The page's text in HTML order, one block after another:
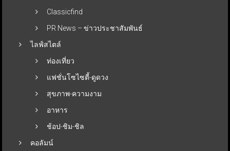
Classicfind
PR News – ข่าวประชาสัมพันธ์
ไลฟ์สไตล์
ท่องเที่ยว
แฟชั่นโซไซตี้-ดูดวง
สุขภาพ-ความงาม
อาหาร
ช้อป-ชิม-ชิล
คอลัมน์